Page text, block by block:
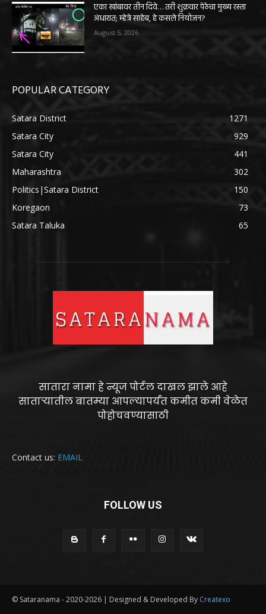
एका खांबावर तीन दिवे… तरी शुक्रवार पेठेचा मुख्य रस्ता
अंधारात; म्हेत्रे साहेब, हे कसले नियोजन?
August 5, 2026
POPULAR CATEGORY
Satara District
1271
Satara City
929
Satara City
441
Maharashtra
302
Politics|Satara District
150
Koregaon
73
Satara Taluka
65
सातारा नामा हे न्यूज पोर्टल दाखल झाले आहे
साताऱ्यातील बातम्या आपल्यापर्यंत कमीत कमी वेळेत
पोहोचवण्यासाठी
Contact us: EMAIL
FOLLOW US
© Sataranama - 2020-2026 | Designed & Developed By Createxo